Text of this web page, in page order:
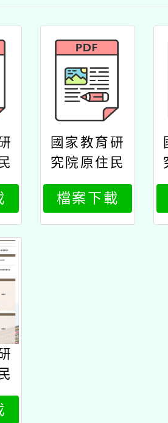
國家教育研
究院原住民
族教育研究
中心辦理11
4年原住民
檔案下載